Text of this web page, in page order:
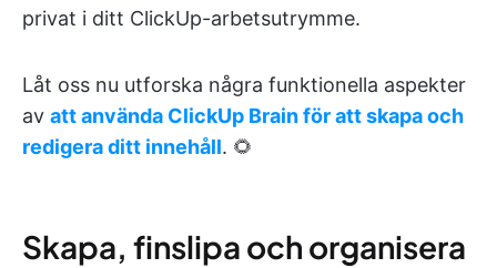
privat i ditt ClickUp-arbetsutrymme.
Låt oss nu utforska några funktionella aspekter
av att använda ClickUp Brain för att skapa och
redigera ditt innehåll. 🌻
Skapa, finslipa och organisera